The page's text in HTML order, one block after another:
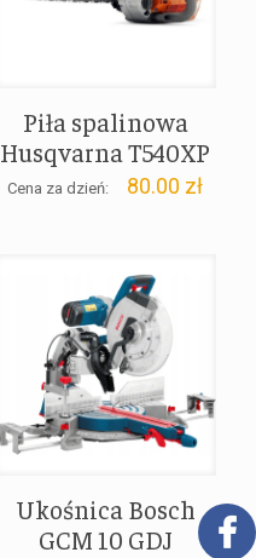
Piła spalinowa
Husqvarna T540XP
Cena za dzień: 80.00 zł
Ukośnica Bosch
GCM 10 GDJ